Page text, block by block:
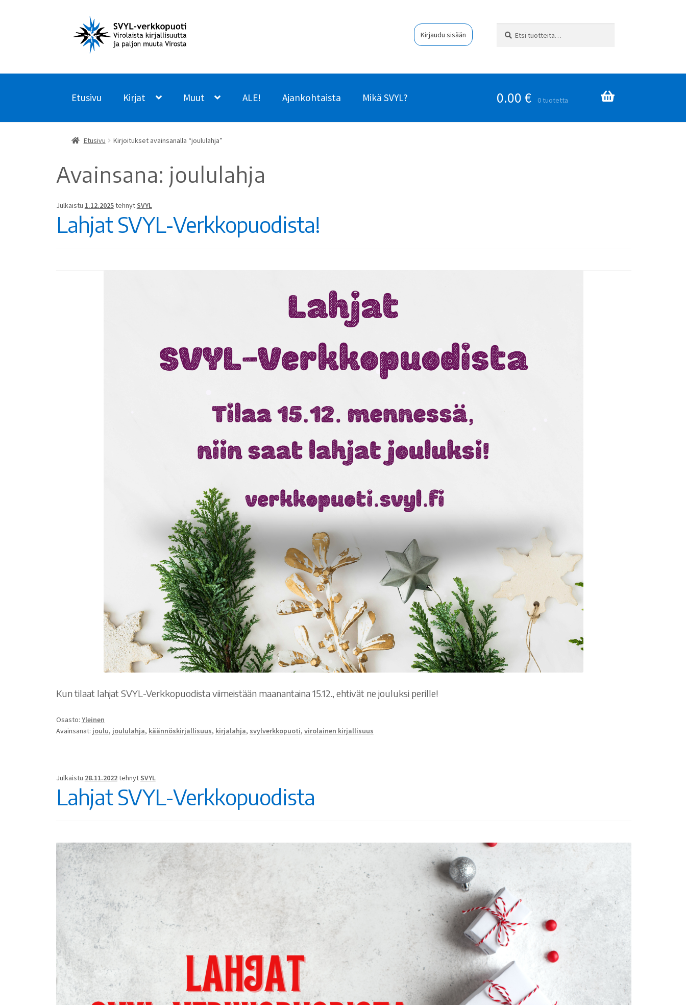
Siirry
navigointiin
Siirry
sisältöön
Kirjaudu sisään
Etusivu Kirjat Muut ALE! Ajankohtaista Mikä SVYL? 0.00 € 0 tuotetta
Etusivu Kirjoitukset avainsanalla “joululahja”
Avainsana: joululahja
Julkaistu 1.12.2025tehnytSVYL
Lahjat SVYL-Verkkopuodista!
Kun tilaat lahjat SVYL-Verkkopuodista viimeistään maanantaina 15.12., ehtivät ne jouluksi perille!
Osasto: Yleinen
Avainsanat: joulu, joululahja, käännöskirjallisuus, kirjalahja, svylverkkopuoti, virolainen kirjallisuus
Julkaistu 28.11.2022tehnytSVYL
Lahjat SVYL-Verkkopuodista